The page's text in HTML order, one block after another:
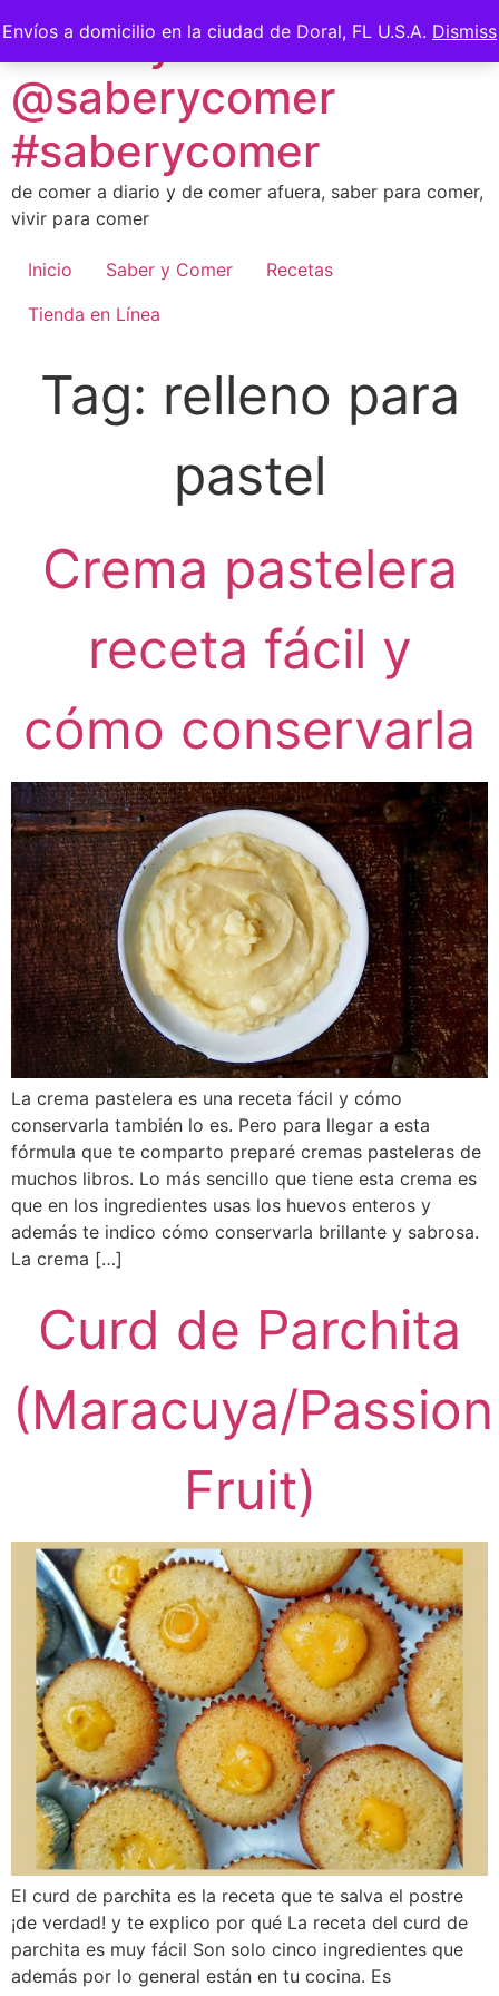
Envíos a domicilio en la ciudad de Doral, FL U.S.A. Dismiss
to
content
Saber y Comer -
@saberycomer
#saberycomer
de comer a diario y de comer afuera, saber para comer,
vivir para comer
Inicio Saber y Comer
Recetas
Tienda en Línea
Tag: relleno para
pastel
Crema pastelera
receta fácil y
cómo conservarla
La crema pastelera es una receta fácil y cómo
conservarla también lo es. Pero para llegar a esta
fórmula que te comparto preparé cremas pasteleras de
muchos libros. Lo más sencillo que tiene esta crema es
que en los ingredientes usas los huevos enteros y
además te indico cómo conservarla brillante y sabrosa.
La crema […]
Curd de Parchita
(Maracuya/Passion
Fruit)
El curd de parchita es la receta que te salva el postre
¡de verdad! y te explico por qué La receta del curd de
parchita es muy fácil Son solo cinco ingredientes que
además por lo general están en tu cocina. Es